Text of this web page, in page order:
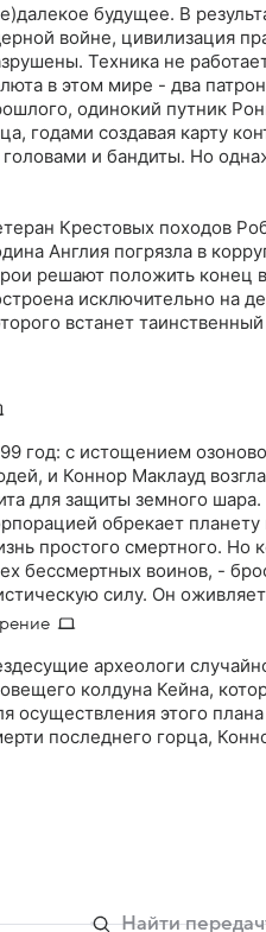
будущее. В
войне, цивилизация
Техника не
в этом мире - два
одинокий путник
годами создавая карту
головами и бандиты. Но
Марией, которая
Крестовых походов
Англия погрязла в
решают положить конец
исключительно на
встанет
год: с истощением
и Коннор Маклауд
для защиты земного
обрекает
простого смертного. Но
бессмертных воинов, -
силу. Он
сражение с Катаной
археологи
колдуна Кейна,
осуществления этого
последнего горца,